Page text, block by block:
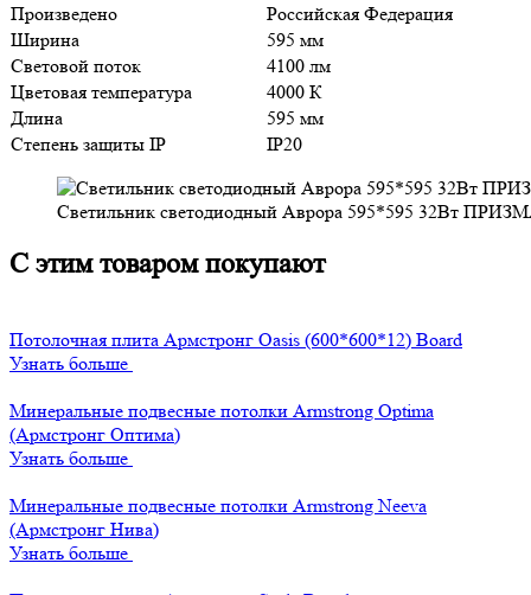
Произведено
Российская Федерация
Ширина
595 мм
Световой поток
4100 лм
Цветовая температура
4000 К
Длина
595 мм
Степень защиты IP
IP20
Светильник светодиодный Аврора 595*595 32Вт
С этим товаром покупают
Потолочная плита Армстронг Oasis (600*600*12) Board
Узнать больше
Минеральные подвесные потолки Armstrong Optima
(Армстронг Оптима)
Узнать больше
Минеральные подвесные потолки Armstrong Neeva
(Армстронг Нива)
Узнать больше